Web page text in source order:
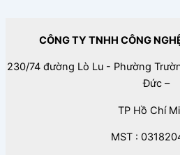
CÔNG TY TNHH CÔNG
230/74 đường Lò Lu - Phường
Đức –
TP Hồ Chí
MST :